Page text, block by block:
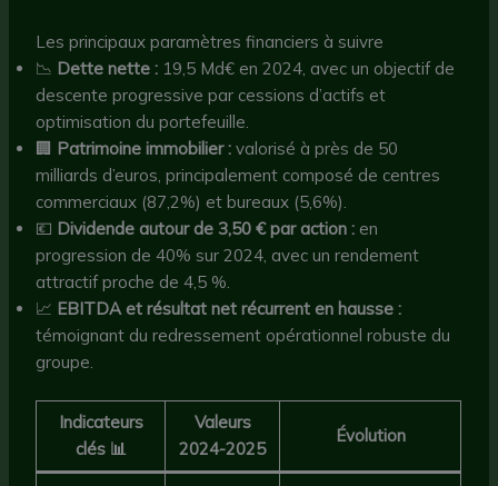
Les principaux paramètres financiers à suivre
📉 Dette nette : 19,5 Md€ en 2024, avec un objectif de
descente progressive par cessions d’actifs et
optimisation du portefeuille.
🏢 Patrimoine immobilier : valorisé à près de 50
milliards d’euros, principalement composé de centres
commerciaux (87,2%) et bureaux (5,6%).
💶 Dividende autour de 3,50 € par action : en
progression de 40% sur 2024, avec un rendement
attractif proche de 4,5 %.
📈 EBITDA et résultat net récurrent en hausse :
témoignant du redressement opérationnel robuste du
groupe.
Indicateurs
clés 📊
Valeurs
2024-2025
Évolution